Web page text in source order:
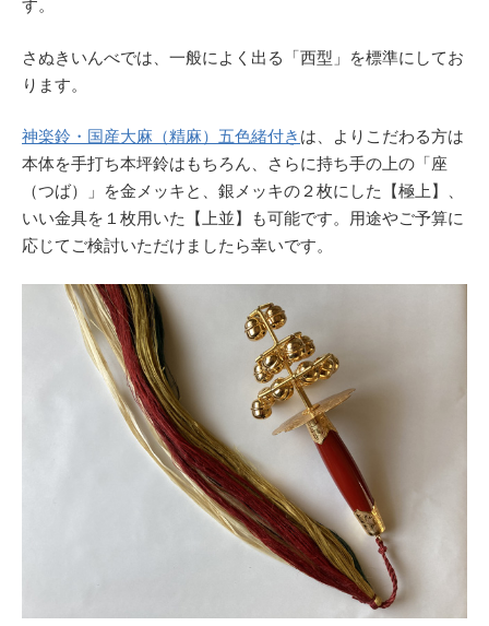
す。
さぬきいんべでは、一般によく出る「西型」を標準にしてお
ります。
神楽鈴・国産大麻（精麻）五色緒付き は、よりこだわる方は
本体を手打ち本坪鈴はもちろん、さらに持ち手の上の「座
（つば）」を金メッキと、銀メッキの２枚にした【極上】、
いい金具を１枚用いた【上並】も可能です。用途やご予算に
応じてご検討いただけましたら幸いです。